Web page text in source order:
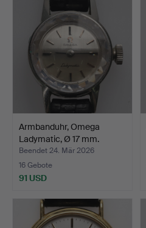
Armbanduhr, Omega
Ladymatic, Ø 17 mm.
Beendet 24. Mär 2026
16 Gebote
91 USD